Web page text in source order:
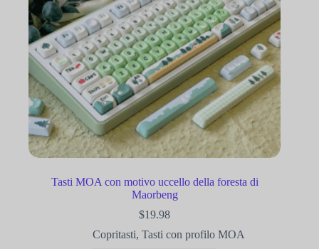
Tasti MOA con motivo uccello della foresta di
Maorbeng
$19.98
Copritasti,Tasti con profilo MOA